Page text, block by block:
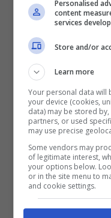
Diaz vuole vestire la
controcalcio.com
È un colpo di
sfruttare questa
Personalised
content
services
Store and/or
Learn more
Your personal data
your device (cookies,
data) may be stored
partners, or used
may use precise
Some vendors may
of legitimate interest,
your options below.
or in the site menu to
and cookie settings.